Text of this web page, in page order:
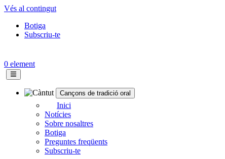
Vés al contingut
Topbar
Botiga
Subscriu-te
0 element
Navegació
principal
Cançons de tradició oral
Inici
Notícies
Sobre nosaltres
Botiga
Preguntes freqüents
Subscriu-te